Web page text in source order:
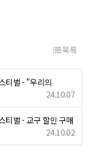
목록
티벌 - "우리의
24.10.07
티벌 - 교구 할인 구매
24.10.02